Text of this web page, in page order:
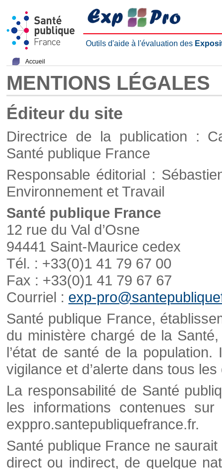
Outils d'aide à l'évaluation des
Accueil
MENTIONS LÉGALES
Éditeur du site
Directrice de la publication :
Santé publique France
Responsable éditorial :
Environnement et Travail
Santé publique France
12 rue du Val d’Osne
94441 Saint-Maurice cedex
Tél. : +33(0)1 41 79 67 00
Fax : +33(0)1 41 79 67 67
Courriel : exp-
Santé publique France,
du ministère chargé de la
l’état de santé de la
vigilance et d’alerte dans tous
La responsabilité de Santé
les informations contenues
exppro.santepubliquefrance.fr.
Santé publique France ne
direct ou indirect, de quelque